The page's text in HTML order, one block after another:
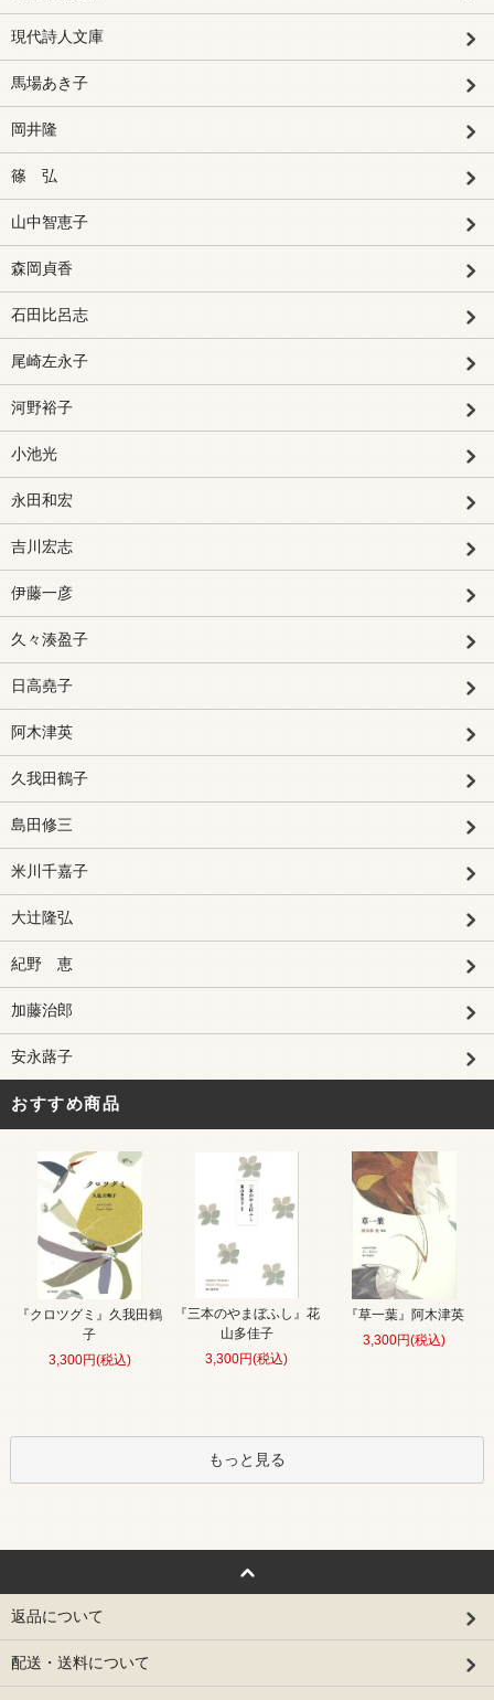
現代詩人文庫
馬場あき子
岡井隆
篠 弘
山中智恵子
森岡貞香
石田比呂志
尾崎左永子
河野裕子
小池光
永田和宏
吉川宏志
伊藤一彦
久々湊盈子
日高堯子
阿木津英
久我田鶴子
島田修三
米川千嘉子
大辻隆弘
紀野 恵
加藤治郎
安永蕗子
おすすめ商品
『クロツグミ』久我田鶴
子
3,300円(税込)
『三本のやまぼふし』花
山多佳子
3,300円(税込)
『草一葉』阿木津英
3,300円(税込)
もっと見る
返品について
配送・送料について